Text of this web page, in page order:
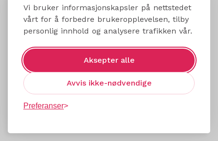
Vi bruker informasjonskapsler på nettstedet
vårt for å forbedre brukeropplevelsen, tilby
personlig innhold og analysere trafikken vår.
Aksepter alle
Avvis ikke-nødvendige
Preferanser